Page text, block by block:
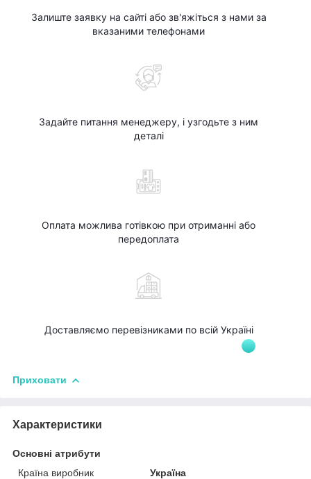
Залиште заявку на сайті або зв'яжіться з нами за
вказаними телефонами
Задайте питання менеджеру, і узгодьте з ним
деталі
Оплата можлива готівкою при отриманні або
передоплата
Доставляємо перевізниками по всій Україні
Приховати
Характеристики
Основні атрибути
Країна виробник
Україна